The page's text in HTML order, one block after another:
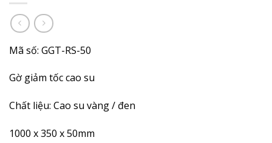
Mã số: GGT-RS-50
Gờ giảm tốc cao su
Chất liệu: Cao su vàng / đen
1000 x 350 x 50mm